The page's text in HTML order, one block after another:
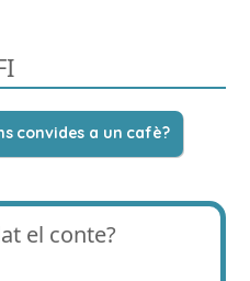
convides a un cafè?
el conte?